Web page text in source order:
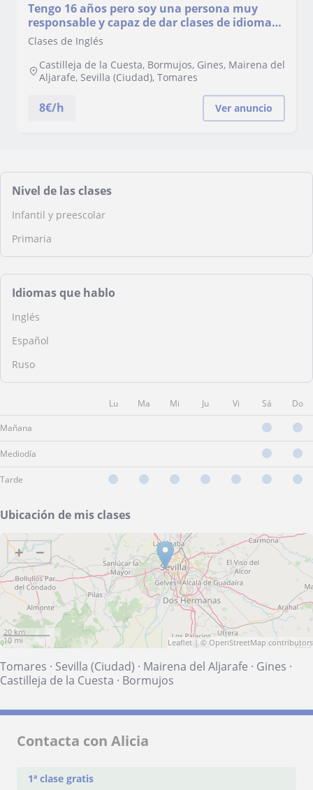
Tengo 16 años pero soy una persona muy
responsable y capaz de dar clases de idiomas
(ingles nota:9, español y ruso: natal).
Clases de Inglés
Castilleja de la Cuesta, Bormujos, Gines, Mairena del
Aljarafe, Sevilla (Ciudad), Tomares
8€/h Ver anuncio
Nivel de las clases
Infantil y preescolar
Primaria
Idiomas que hablo
Inglés
Español
Ruso
Lu Ma Mi Ju Vi Sá Do
Mañana
Mediodía
Tarde
Ubicación de mis clases
+ −
20 km
10 mi
Leaflet| © OpenStreetMap contributors
Tomares · Sevilla (Ciudad) · Mairena del Aljarafe · Gines ·
Castilleja de la Cuesta · Bormujos
Contacta con Alicia
1ª clase gratis